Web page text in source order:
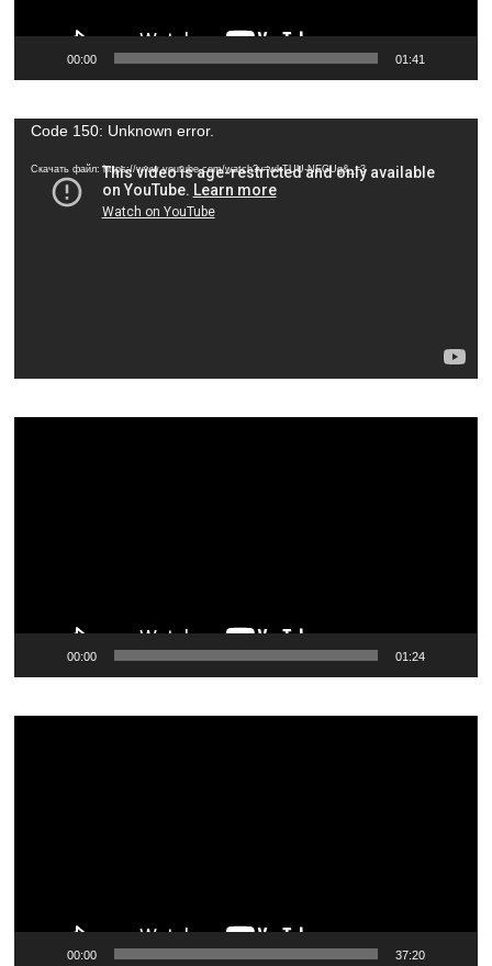
00:00 01:41
Видеоплеер
Code 150: Unknown error.
Скачать файл: https://www.youtube.com/watch?v=wkTUU-NEGUg&_=3
00:00 01:24
00:00 37:20